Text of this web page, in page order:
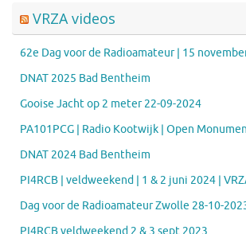
VRZA videos
62e Dag voor de Radioamateur | 15
DNAT 2025 Bad Bentheim
Gooise Jacht op 2 meter 22-09-2024
PA101PCG | Radio Kootwijk | Open
DNAT 2024 Bad Bentheim
PI4RCB | veldweekend | 1 & 2 juni 2024 |
Dag voor de Radioamateur Zwolle 28-10-
PI4RCB veldweekend 2 & 3 sept 2023